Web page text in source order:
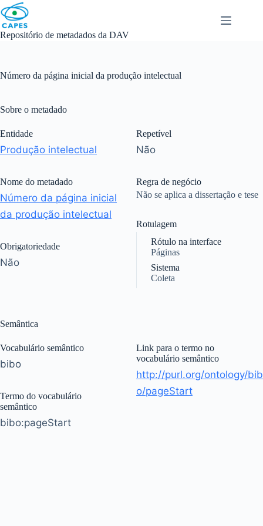
Skip
to
content
Repositório de metadados da DAV
Número da página inicial da produção intelectual
Sobre o metadado
Entidade
Produção intelectual
Nome do metadado
Número da página inicial
da produção intelectual
Obrigatoriedade
Não
Repetível
Não
Regra de negócio
Não se aplica a dissertação e tese
Rotulagem
Rótulo na interface
Páginas
Sistema
Coleta
Semântica
Vocabulário semântico
bibo
Termo do vocabulário
semântico
bibo:pageStart
Link para o termo no
vocabulário semântico
http://purl.org/ontology/bib
o/pageStart